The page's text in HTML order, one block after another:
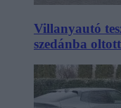
Villanyautó
szedánba